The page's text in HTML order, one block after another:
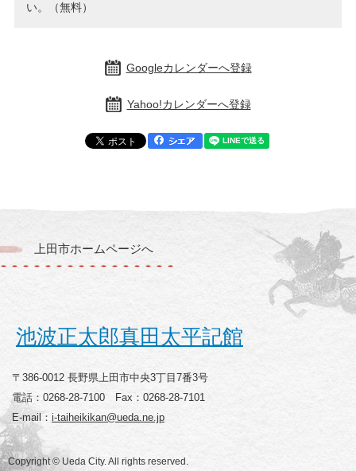
い。（無料）
Googleカレンダーへ登録
Yahoo!カレンダーへ登録
上田市ホームページへ
池波正太郎真田太平記館
〒386-0012 長野県上田市中央3丁目7番3号
電話：0268-28-7100 Fax：0268-28-7101
E-mail： i-taiheikikan@ueda.ne.jp
Copyright © Ueda City. All rights reserved.